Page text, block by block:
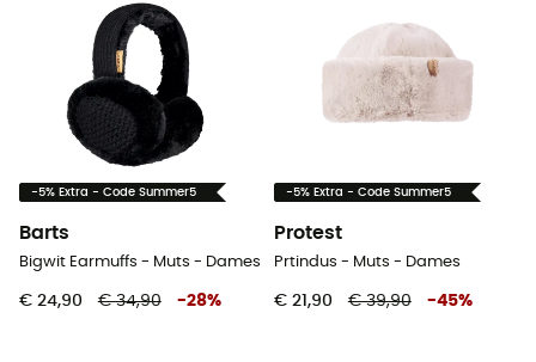
-5% Extra - Code Summer5
Barts
Bigwit Earmuffs - Muts - Dames
€ 24,90 € 34,90 -28%
-5% Extra - Code Summer5
Protest
Prtindus - Muts - Dames
€ 21,90 € 39,90 -45%